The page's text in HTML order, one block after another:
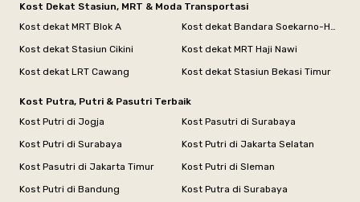
Kost Dekat Stasiun, MRT & Moda Transportasi
Kost dekat MRT Blok A
Kost dekat Bandara Soekarno-Hatta
Kost dekat Stasiun Cikini
Kost dekat MRT Haji Nawi
Kost dekat LRT Cawang
Kost dekat Stasiun Bekasi Timur
Kost Putra, Putri & Pasutri Terbaik
Kost Putri di Jogja
Kost Pasutri di Surabaya
Kost Putri di Surabaya
Kost Putri di Jakarta Selatan
Kost Pasutri di Jakarta Timur
Kost Putri di Sleman
Kost Putri di Bandung
Kost Putra di Surabaya